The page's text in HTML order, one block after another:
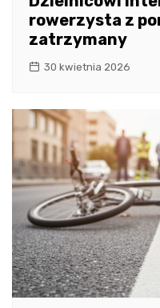
rowerzysta z
zatrzymany
30 kwietnia 2026